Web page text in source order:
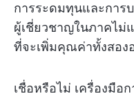
การระดมทุนและการ
ผู้เชี่ยวชาญในภาคไม่
ที่จะเพิ่มคุณค่าทั้งสอง
เชื่อหรือไม่ เครื่องมือ